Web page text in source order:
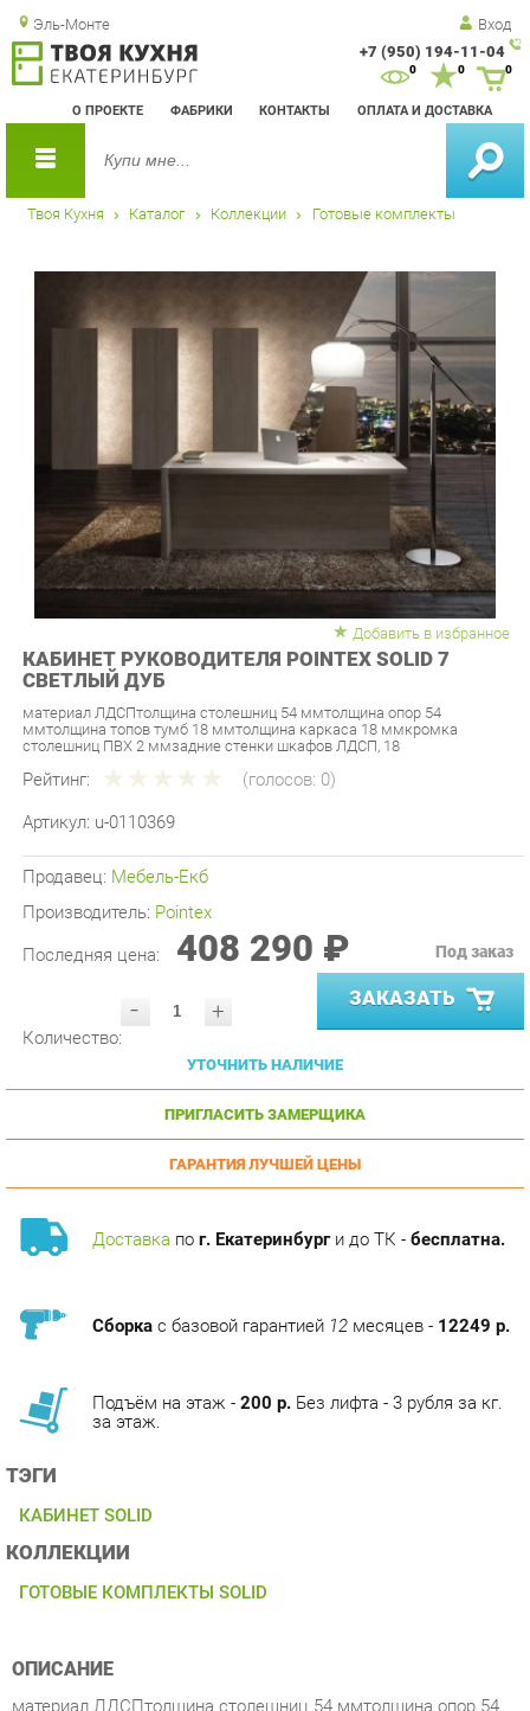
Эль-Монте Вход
+7 (950) 194-11-04
О ПРОЕКТЕ ФАБРИКИ КОНТАКТЫ ОПЛАТА И ДОСТАВКА
0 0
Твоя Кухня Каталог Коллекции Готовые комплекты
Добавить в избранное
КАБИНЕТ РУКОВОДИТЕЛЯ POINTEX SOLID 7
СВЕТЛЫЙ ДУБ
материал ЛДСПтолщина столешниц 54 ммтолщина опор 54
столешниц ПВХ 2 ммзадние стенки шкафов ЛДСП, 18
Рейтинг: (голосов:0)
Артикул: u-0110369
Производитель:Pointex
Последняя цена: 408 290 ₽
- ЗАКАЗАТЬ
УТОЧНИТЬ НАЛИЧИЕ
ПРИГЛАСИТЬ ЗАМЕРЩИКА
ГАРАНТИЯ ЛУЧШЕЙ ЦЕНЫ
Доставкапог. Екатеринбурги до ТК -бесплатна.
ТЭГИ
ОПИСАНИЕ
ммтолщина топов тумб 18 ммтолщина каркаса 18 ммкромка
столешниц ПВХ 2 ммзадние стенки шкафов ЛДСП, 18
ммрегулируемые опоры